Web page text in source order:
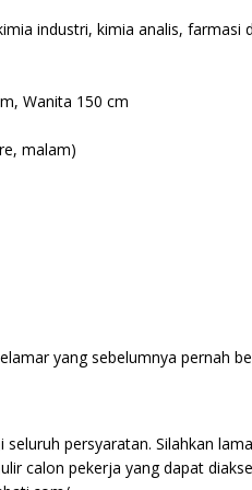
industri, kimia analis, farmasi
Wanita 150 cm
malam)
yang sebelumnya pernah
persyaratan. Silahkan
calon pekerja yang dapat